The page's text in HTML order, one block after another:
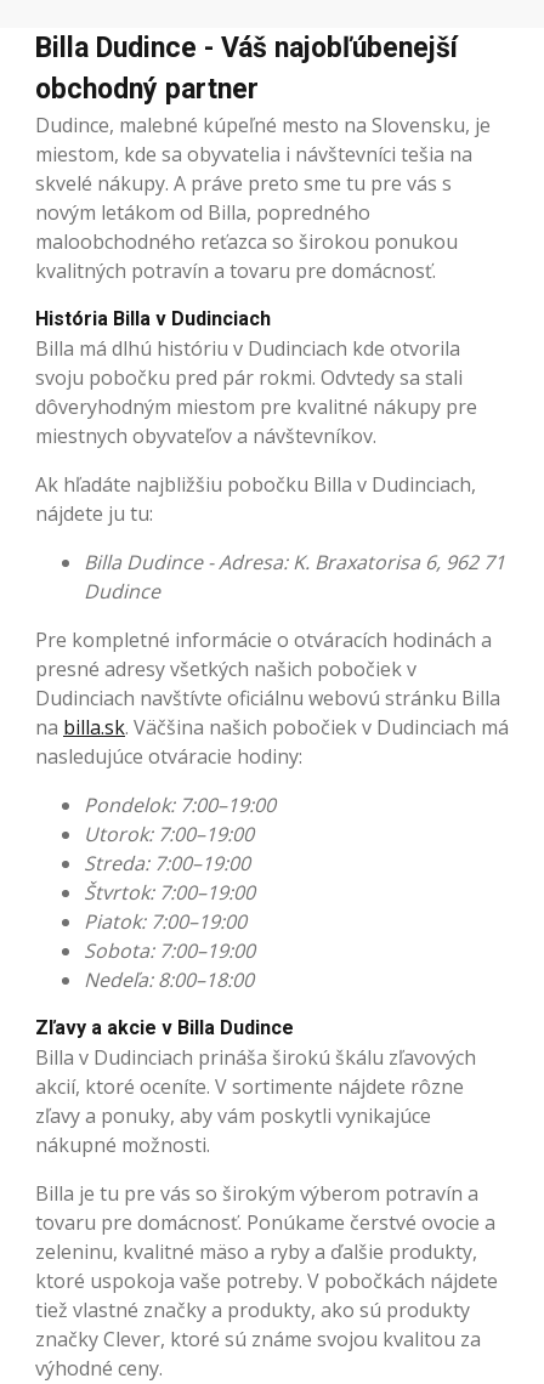
Billa Dudince - Váš najobľúbenejší
obchodný partner
Dudince, malebné kúpeľné mesto na Slovensku, je
miestom, kde sa obyvatelia i návštevníci tešia na
skvelé nákupy. A práve preto sme tu pre vás s
novým letákom od Billa, popredného
maloobchodného reťazca so širokou ponukou
kvalitných potravín a tovaru pre domácnosť.
História Billa v Dudinciach
Billa má dlhú históriu v Dudinciach kde otvorila
svoju pobočku pred pár rokmi. Odvtedy sa stali
dôveryhodným miestom pre kvalitné nákupy pre
miestnych obyvateľov a návštevníkov.
Ak hľadáte najbližšiu pobočku Billa v Dudinciach,
nájdete ju tu:
Billa Dudince - Adresa: K. Braxatorisa 6, 962 71
Dudince
Pre kompletné informácie o otváracích hodinách a
presné adresy všetkých našich pobočiek v
Dudinciach navštívte oficiálnu webovú stránku Billa
na billa.sk. Väčšina našich pobočiek v Dudinciach má
nasledujúce otváracie hodiny:
Pondelok: 7:00–19:00
Utorok: 7:00–19:00
Streda: 7:00–19:00
Štvrtok: 7:00–19:00
Piatok: 7:00–19:00
Sobota: 7:00–19:00
Nedeľa: 8:00–18:00
Zľavy a akcie v Billa Dudince
Billa v Dudinciach prináša širokú škálu zľavových
akcií, ktoré oceníte. V sortimente nájdete rôzne
zľavy a ponuky, aby vám poskytli vynikajúce
nákupné možnosti.
Billa je tu pre vás so širokým výberom potravín a
tovaru pre domácnosť. Ponúkame čerstvé ovocie a
zeleninu, kvalitné mäso a ryby a ďalšie produkty,
ktoré uspokoja vaše potreby. V pobočkách nájdete
tiež vlastné značky a produkty, ako sú produkty
značky Clever, ktoré sú známe svojou kvalitou za
výhodné ceny.